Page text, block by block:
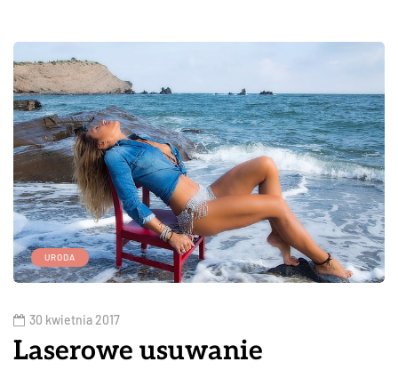
URODA
30 kwietnia 2017
Laserowe usuwanie